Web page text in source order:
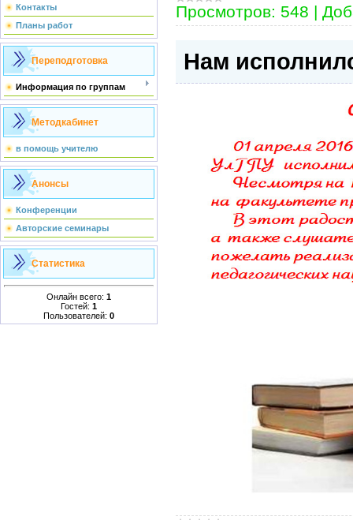
Контакты
Планы работ
Переподготовка
Информация по группам
Методкабинет
в помощь учителю
Анонсы
Конференции
Авторские семинары
Статистика
Онлайн всего: 1
Гостей: 1
Пользователей: 0
Просмотров: 548 |
Нам